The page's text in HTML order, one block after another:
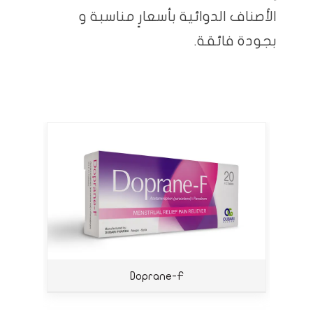
الأصناف الدوائية بأسعارٍ مناسبة و
بجودة فائقة.
Doprane-F